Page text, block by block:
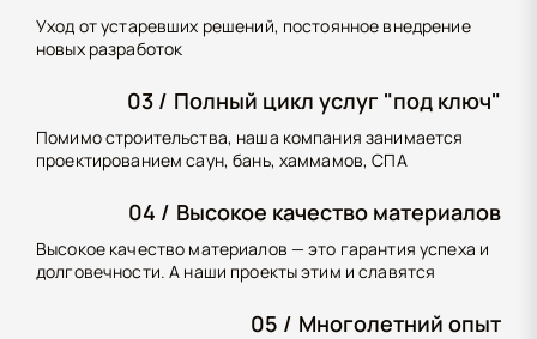
Уход от устаревших решений, постоянное внедрение
новых разработок
03 / Полный цикл услуг "под ключ"
Помимо строительства, наша компания занимается
проектированием саун, бань, хаммамов, СПА
04 / Высокое качество материалов
Высокое качество материалов — это гарантия успеха и
долговечности. А наши проекты этим и славятся
05 / Многолетний опыт